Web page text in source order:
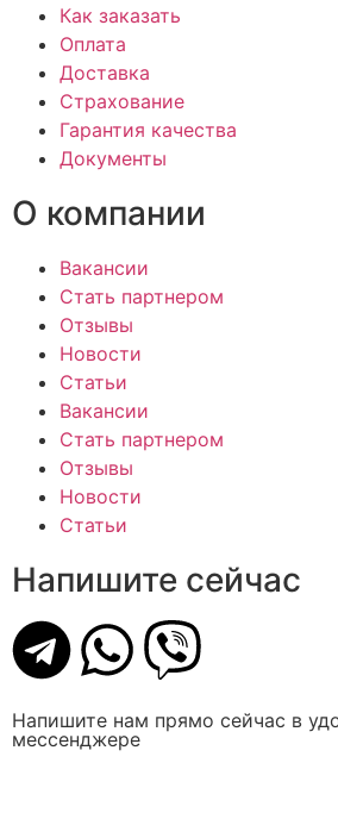
Как заказать
Оплата
Доставка
Страхование
Гарантия качества
Документы
О компании
Вакансии
Стать партнером
Отзывы
Новости
Статьи
Вакансии
Стать партнером
Отзывы
Новости
Статьи
Напишите сейчас
Напишите нам прямо сейчас в
мессенджере